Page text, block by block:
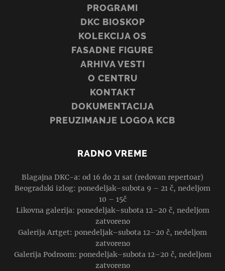
PROGRAMI
DKC BIOSKOP
KOLEKCIJA OS
FASADNE FIGURE
ARHIVA VESTI
O CENTRU
KONTAKT
DOKUMENTACIJA
PREUZIMANJE LOGOA KCB
RADNO VREME
Blagajna DKC-a: od 16 do 21 sat (redovan repertoar)
Beogradski izlog: ponedeljak–subota 9 – 21 č, nedeljom
10 – 15č
Likovna galerija: ponedeljak–subota 12–20 č, nedeljom
zatvoreno
Galerija Artget: ponedeljak–subota 12–20 č, nedeljom
zatvoreno
Galerija Podroom: ponedeljak–subota 12–20 č, nedeljom
zatvoreno